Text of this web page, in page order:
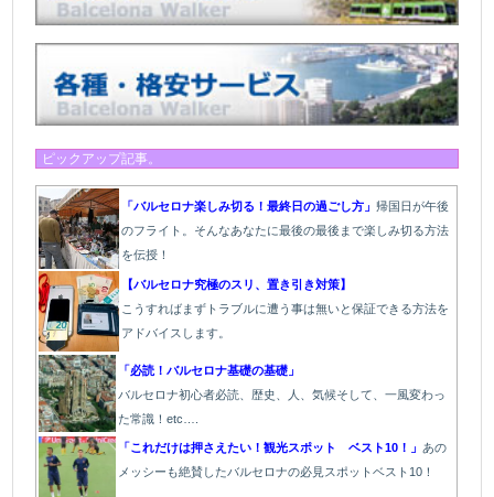
ピックアップ記事。
「バルセロナ楽しみ切る！最終日の過ごし方」帰国日が午後
のフライト。そんなあなたに最後の最後まで楽しみ切る方法
を伝授！
【バルセロナ究極のスリ、置き引き対策】
こうすればまずトラブルに遭う事は無いと保証できる方法を
アドバイスします。
「必読！バルセロナ基礎の基礎」
バルセロナ初心者必読、歴史、人、気候そして、一風変わっ
た常識！etc….
「これだけは押さえたい！観光スポット ベスト10！」あの
メッシーも絶賛したバルセロナの必見スポットベスト10！